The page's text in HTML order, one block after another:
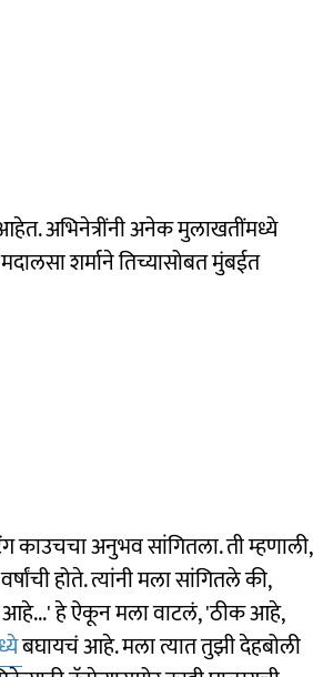
अभिनेत्रींनी अनेक मुलाखतींमध्ये
शर्माने तिच्यासोबत मुंबईत
काउचचा अनुभव सांगितला. ती म्हणाली,
होते. त्यांनी मला सांगितले की,
आहे...' हे ऐकून मला वाटलं, 'ठीक आहे,
बघायचं आहे. मला त्यात तुझी देहबोली